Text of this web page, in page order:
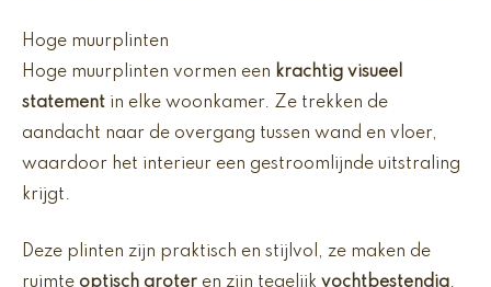
Hoge muurplinten
Hoge muurplinten vormen een krachtig visueel
statement in elke woonkamer. Ze trekken de
aandacht naar de overgang tussen wand en vloer,
waardoor het interieur een gestroomlijnde uitstraling
krijgt.
Deze plinten zijn praktisch en stijlvol, ze maken de
ruimte optisch groter en zijn tegelijk vochtbestendig.